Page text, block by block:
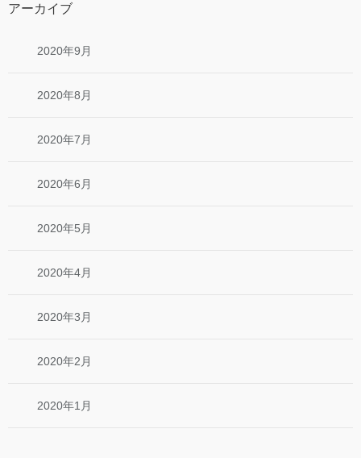
アーカイブ
2020年9月
2020年8月
2020年7月
2020年6月
2020年5月
2020年4月
2020年3月
2020年2月
2020年1月